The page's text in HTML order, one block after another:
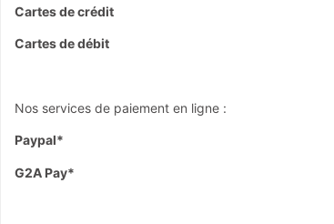
Cartes de crédit
Cartes de débit
Nos services de paiement en ligne :
Paypal*
G2A Pay*